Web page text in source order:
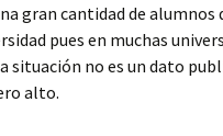
gran cantidad de
pues en muchas
situación no es un dato
alto.